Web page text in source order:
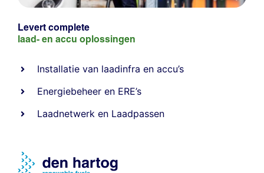
Levert complete
laad- en accu oplossingen
Installatie van laadinfra en accu’s
Energiebeheer en ERE’s
Laadnetwerk en Laadpassen